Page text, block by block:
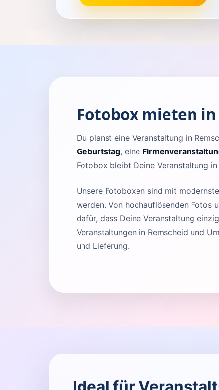
Fotobox mieten in
Du planst eine Veranstaltung in
Geburtstag, eine
Fotobox bleibt Deine Veranstaltung
Unsere Fotoboxen sind mit
werden. Von hochauflösenden Fotos
dafür, dass Deine Veranstaltung
Veranstaltungen in Remscheid und
und Lieferung.